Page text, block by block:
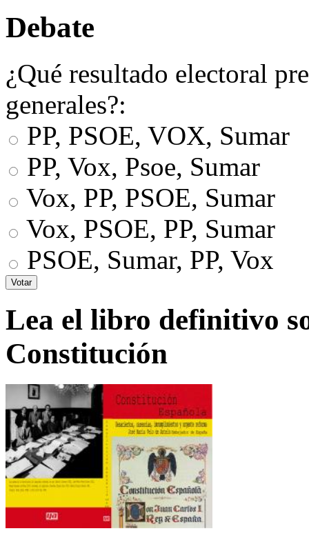
Debate
¿Qué resultado electoral
generales?:
PP, PSOE, VOX, Sumar
PP, Vox, Psoe, Sumar
Vox, PP, PSOE, Sumar
Vox, PSOE, PP, Sumar
PSOE, Sumar, PP, Vox
Lea el libro definitivo
Constitución